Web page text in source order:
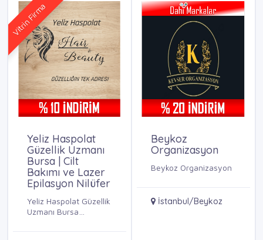
Vitrin Firma
Yeliz Haspolat
Güzellik Uzmanı
Bursa | Cilt
Bakımı ve Lazer
Epilasyon Nilüfer
Yeliz Haspolat Güzellik
Uzmanı Bursa
Beykoz
Organizasyon
Beykoz Organizasyon
İstanbul/Beykoz